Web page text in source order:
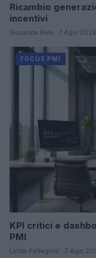
Ricambio
incentivi
Susanna Riva · 7 Ago 2026
FOCUS PMI
KPI critici e
PMI
Linda Pellegrini · 7 Ago